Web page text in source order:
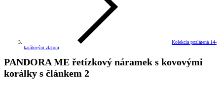
Kolekcia pozlátená 14-
karátovým zlatom
PANDORA ME řetízkový náramek s kovovými
korálky s článkem 2